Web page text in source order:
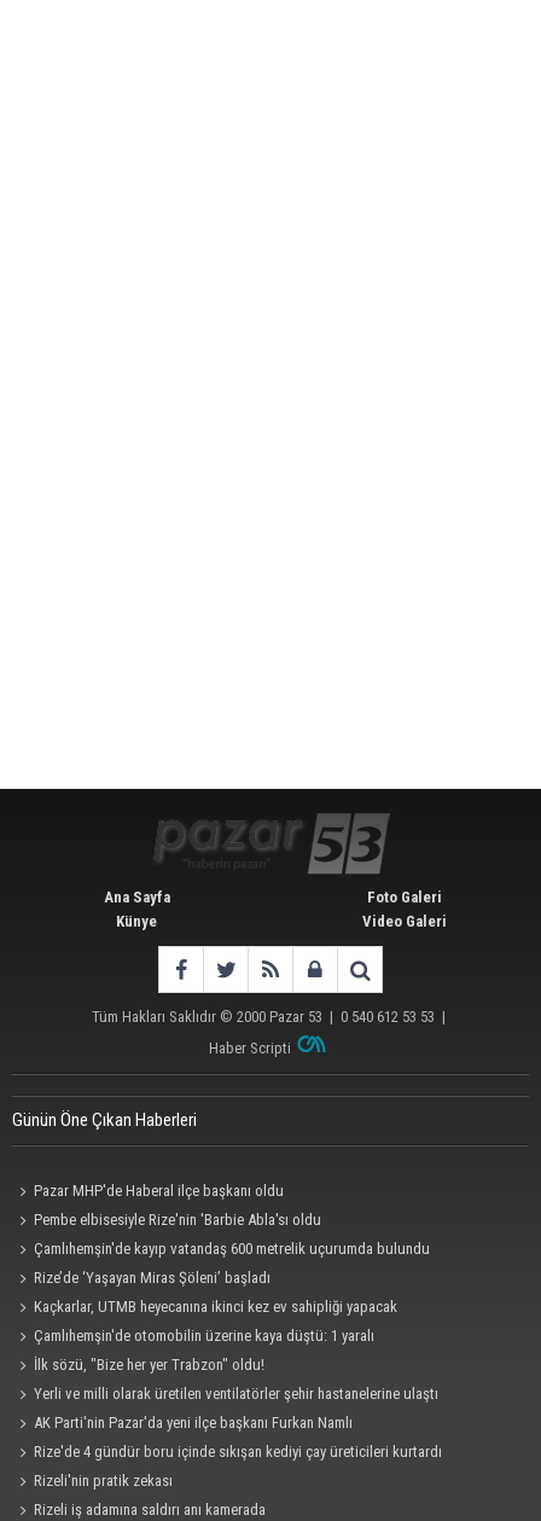
Ana Sayfa
Künye
Foto Galeri
Video Galeri
Tüm Hakları Saklıdır © 2000 Pazar 53 | 0 540 612 53 53 |
Haber Scripti
Günün Öne Çıkan Haberleri
Pazar MHP'de Haberal ilçe başkanı oldu
Pembe elbisesiyle Rize'nin 'Barbie Abla'sı oldu
Çamlıhemşin'de kayıp vatandaş 600 metrelik uçurumda bulundu
Rize’de ‘Yaşayan Miras Şöleni’ başladı
Kaçkarlar, UTMB heyecanına ikinci kez ev sahipliği yapacak
Çamlıhemşin'de otomobilin üzerine kaya düştü: 1 yaralı
İlk sözü, "Bize her yer Trabzon" oldu!
Yerli ve milli olarak üretilen ventilatörler şehir hastanelerine ulaştı
AK Parti'nin Pazar'da yeni ilçe başkanı Furkan Namlı
Rize'de 4 gündür boru içinde sıkışan kediyi çay üreticileri kurtardı
Rizeli'nin pratik zekası
Rizeli iş adamına saldırı anı kamerada